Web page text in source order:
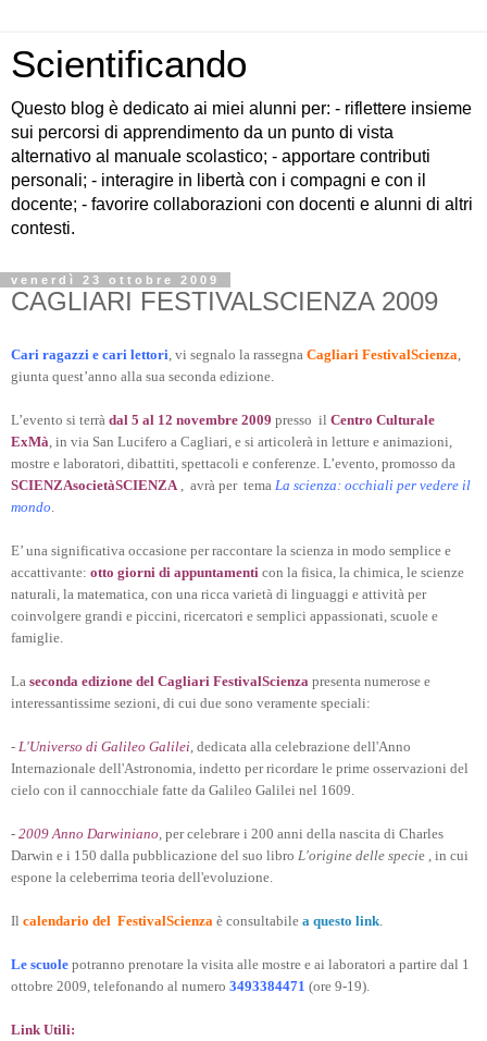
Scientificando
Questo blog è dedicato ai miei alunni per: - riflettere insieme
sui percorsi di apprendimento da un punto di vista
alternativo al manuale scolastico; - apportare contributi
personali; - interagire in libertà con i compagni e con il
docente; - favorire collaborazioni con docenti e alunni di altri
contesti.
venerdì 23 ottobre 2009
CAGLIARI FESTIVALSCIENZA 2009
Cari ragazzi e cari lettori , vi segnalo la rassegna Cagliari FestivalScienza
giunta quest’anno alla sua seconda edizione.
L’evento si terrà dal 5 al 12 novembre 2009 presso il Centro Culturale
ExMà , in via San Lucifero a Cagliari, e si articolerà in letture e animazioni,
mostre e laboratori, dibattiti, spettacoli e conferenze. L’evento, promosso da
SCIENZAsocietàSCIENZA , avrà per tema La scienza: occhiali per vedere il
mondo
E’ una significativa occasione per raccontare la scienza in modo semplice e
accattivante: otto giorni di appuntamenti con la fisica, la chimica, le scienze
naturali, la matematica, con una ricca varietà di linguaggi e attività per
coinvolgere grandi e piccini, ricercatori e semplici appassionati, scuole e
famiglie.
La seconda edizione del Cagliari FestivalScienza presenta numerose e
interessantissime sezioni, di cui due sono veramente speciali:
- L'Universo di Galileo Galilei , dedicata alla celebrazione dell'Anno
Internazionale dell'Astronomia, indetto per ricordare le prime osservazioni del
cielo con il cannocchiale fatte da Galileo Galilei nel 1609.
- 2009 Anno Darwiniano , per celebrare i 200 anni della nascita di Charles
Darwin e i 150 dalla pubblicazione del suo libro L'origine delle specie , in cui
espone la celeberrima teoria dell'evoluzione.
Il calendario del FestivalScienza è consultabile a questo link
Le scuole potranno prenotare la visita alle mostre e ai laboratori a partire dal 1
ottobre 2009, telefonando al numero 3493384471 (ore 9-19).
Link Utili: